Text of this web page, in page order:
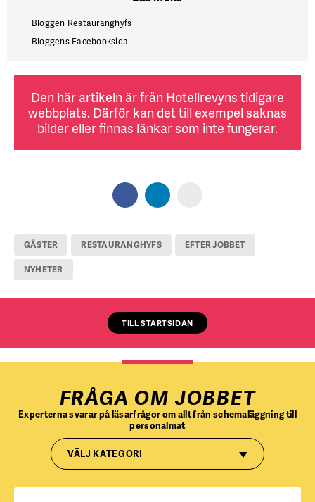
Bloggen Restauranghyfs
Bloggens Facebooksida
Den här artikeln är från Hotellrevyns tidigare
webbplats. Därför kan det till exempel saknas
bilder eller finnas länkar som inte fungerar.
GÄSTER RESTAURANGHYFS EFTER JOBBET
NYHETER
TILL STARTSIDAN
FRÅGA OM JOBBET
Experterna svarar på läsarfrågor om allt från schemaläggning till
personalmat
VÄLJ KATEGORI